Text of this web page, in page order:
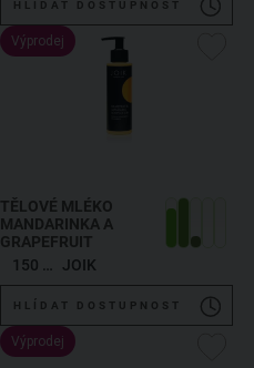
HLÍDAT DOSTUPNOST
Výprodej
TĚLOVÉ MLÉKO
MANDARINKA A
GRAPEFRUIT
JOIK
HLÍDAT DOSTUPNOST
Výprodej